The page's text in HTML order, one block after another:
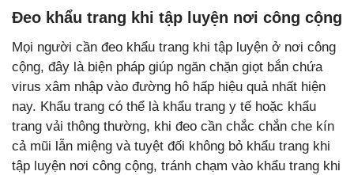
Đeo khẩu trang khi tập luyện nơi công cộng
Mọi người cần đeo khẩu trang khi tập luyện ở nơi công
cộng, đây là biện pháp giúp ngăn chặn giọt bắn chứa
virus xâm nhập vào đường hô hấp hiệu quả nhất hiện
nay. Khẩu trang có thể là khẩu trang y tế hoặc khẩu
trang vải thông thường, khi đeo cần chắc chắn che kín
cả mũi lẫn miệng và tuyệt đối không bỏ khẩu trang khi
tập luyện nơi công cộng, tránh chạm vào khẩu trang khi